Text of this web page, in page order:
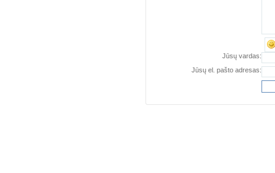
Jūsų vardas:
Jūsų el. pašto adresas: